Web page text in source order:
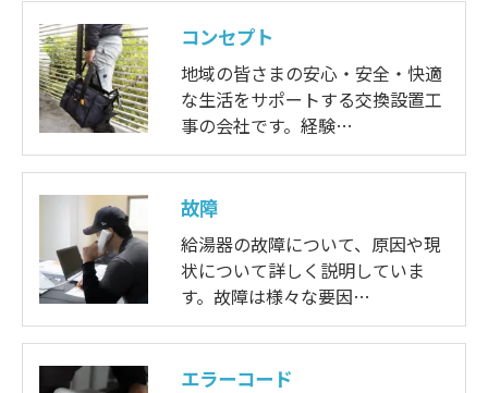
コンセプト
地域の皆さまの安心・安全・快適
な生活をサポートする交換設置工
事の会社です。経験…
故障
給湯器の故障について、原因や現
状について詳しく説明していま
す。故障は様々な要因…
エラーコード